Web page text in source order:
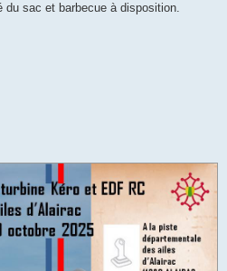
du sac et barbecue à disposition.